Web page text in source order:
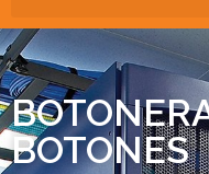
BOTONES